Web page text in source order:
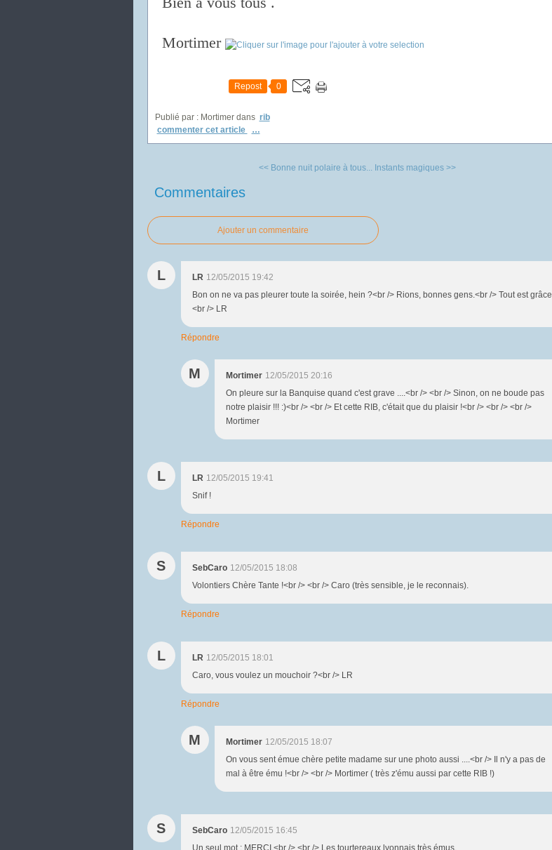
Mortimer
Repost 0
Publié par : Mortimer dans rib
commenter cet article
…
<< Bonne nuit polaire à tous... Instants magiques >>
Commentaires
Ajouter un commentaire
L LR 12/05/2015 19:42
Bon on ne va pas pleurer toute la soirée, hein ?<br /> Rions, bonnes gens.<br /> Tout est grâce.
<br /> LR
Répondre
M Mortimer 12/05/2015 20:16
On pleure sur la Banquise quand c'est grave ....<br /> <br /> Sinon, on ne boude pas
notre plaisir !!! :)<br /> <br /> Et cette RIB, c'était que du plaisir !<br /> <br /> <br />
Mortimer
L LR 12/05/2015 19:41
Snif !
Répondre
S SebCaro 12/05/2015 18:08
Volontiers Chère Tante !<br /> <br /> Caro (très sensible, je le reconnais).
Répondre
L LR 12/05/2015 18:01
Caro, vous voulez un mouchoir ?<br /> LR
Répondre
M Mortimer 12/05/2015 18:07
On vous sent émue chère petite madame sur une photo aussi ....<br /> Il n'y a pas de
mal à être ému !<br /> <br /> Mortimer ( très z'ému aussi par cette RIB !)
S SebCaro 12/05/2015 16:45
Un seul mot : MERCI.<br /> <br /> Les tourtereaux lyonnais très émus.